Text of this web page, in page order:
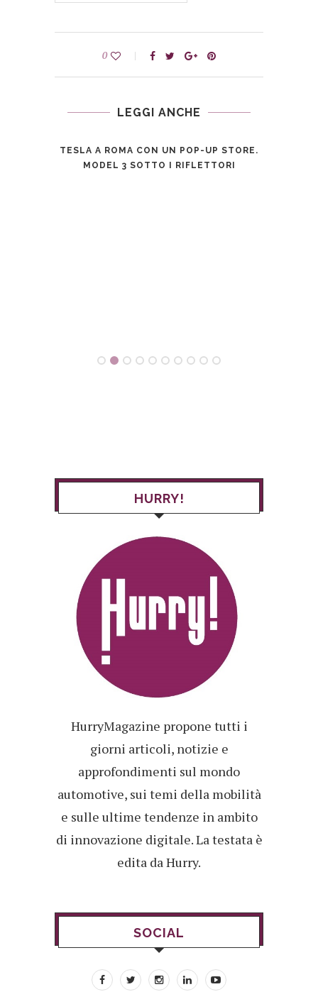
0
LEGGI ANCHE
TESLA A ROMA CON UN POP-UP STORE.
MODEL 3 SOTTO I RIFLETTORI
HURRY!
HurryMagazine propone tutti i
giorni articoli, notizie e
approfondimenti sul mondo
automotive, sui temi della mobilità
e sulle ultime tendenze in ambito
di innovazione digitale. La testata è
edita da Hurry.
SOCIAL